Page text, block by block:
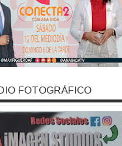
FOTOGRÁFICO